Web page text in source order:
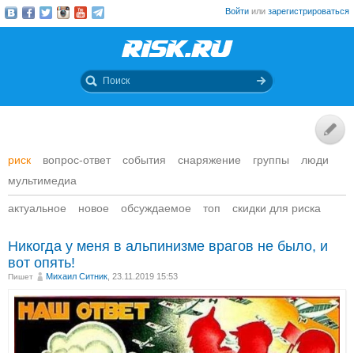
Войти или зарегистрироваться
риск вопрос-ответ события снаряжение группы
люди
мультимедиа
актуальное новое обсуждаемое топ скидки для риска
Никогда у меня в альпинизме врагов не было, и
вот опять!
Пишет Михаил Ситник , 23.11.2019 15:53